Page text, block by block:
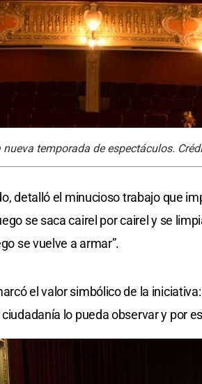
temporada de espectáculos.
detalló el minucioso trabajo que
se saca cairel por cairel y se
se vuelve a armar”.
el valor simbólico de la
lo pueda observar y por